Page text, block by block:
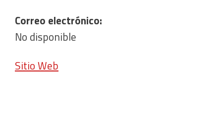
Correo electrónico:
No disponible
Sitio Web